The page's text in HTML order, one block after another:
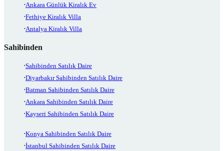
Ankara Günlük Kiralık Ev
Fethiye Kiralık Villa
Antalya Kiralık Villa
Sahibinden
Sahibinden Satılık Daire
Diyarbakır Sahibinden Satılık Daire
Batman Sahibinden Satılık Daire
Ankara Sahibinden Satılık Daire
Kayseri Sahibinden Satılık Daire
Konya Sahibinden Satılık Daire
İstanbul Sahibinden Satılık Daire